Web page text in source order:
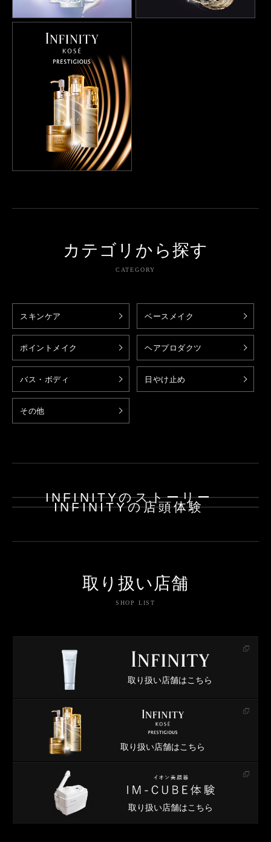
カテゴリから探す
CATEGORY
スキンケア ベースメイク
ポイントメイク ヘアプロダクツ
バス・ボディ 日やけ止め
その他
INFINITYのストーリー
INFINITYの店頭体験
取り扱い店舗
SHOP LIST
取り扱い店舗はこちら
取り扱い店舗はこちら
取り扱い店舗はこちら